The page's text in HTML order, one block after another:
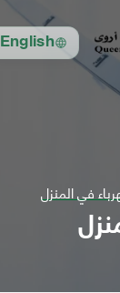
English
في المنزل